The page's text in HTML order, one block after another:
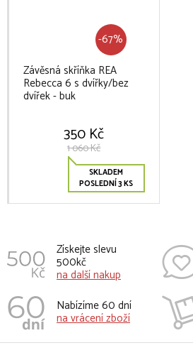
-67%
Závěsná skříňka REA
Rebecca 6 s dvířky/bez
dvířek - buk
350 Kč
1 060 Kč
SKLADEM
POSLEDNÍ 3 KS
Získejte slevu
500kč
na další nakup
Nabízíme 60 dní
na vrácení zboží